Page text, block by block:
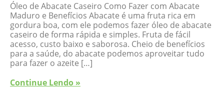
Óleo de Abacate Caseiro Como Fazer com Abacate
Maduro e Benefícios Abacate é uma fruta rica em
gordura boa, com ele podemos fazer óleo de abacate
caseiro de forma rápida e simples. Fruta de fácil
acesso, custo baixo e saborosa. Cheio de benefícios
para a saúde, do abacate podemos aproveitar tudo
para fazer o azeite […]
Continue Lendo »